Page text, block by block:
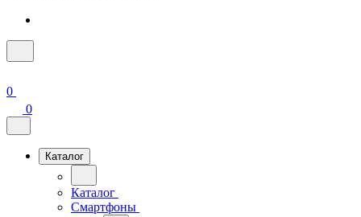
0
0
Каталог
Каталог
Смартфоны